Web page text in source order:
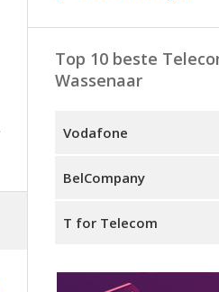
Top 10 beste
Wassenaar
Vodafone
BelCompany
T for Telecom